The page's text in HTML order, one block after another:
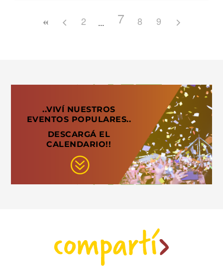
2 7 8 9
..VIVÍ NUESTROS
EVENTOS POPULARES..
DESCARGÁ EL
CALENDARIO!!
?